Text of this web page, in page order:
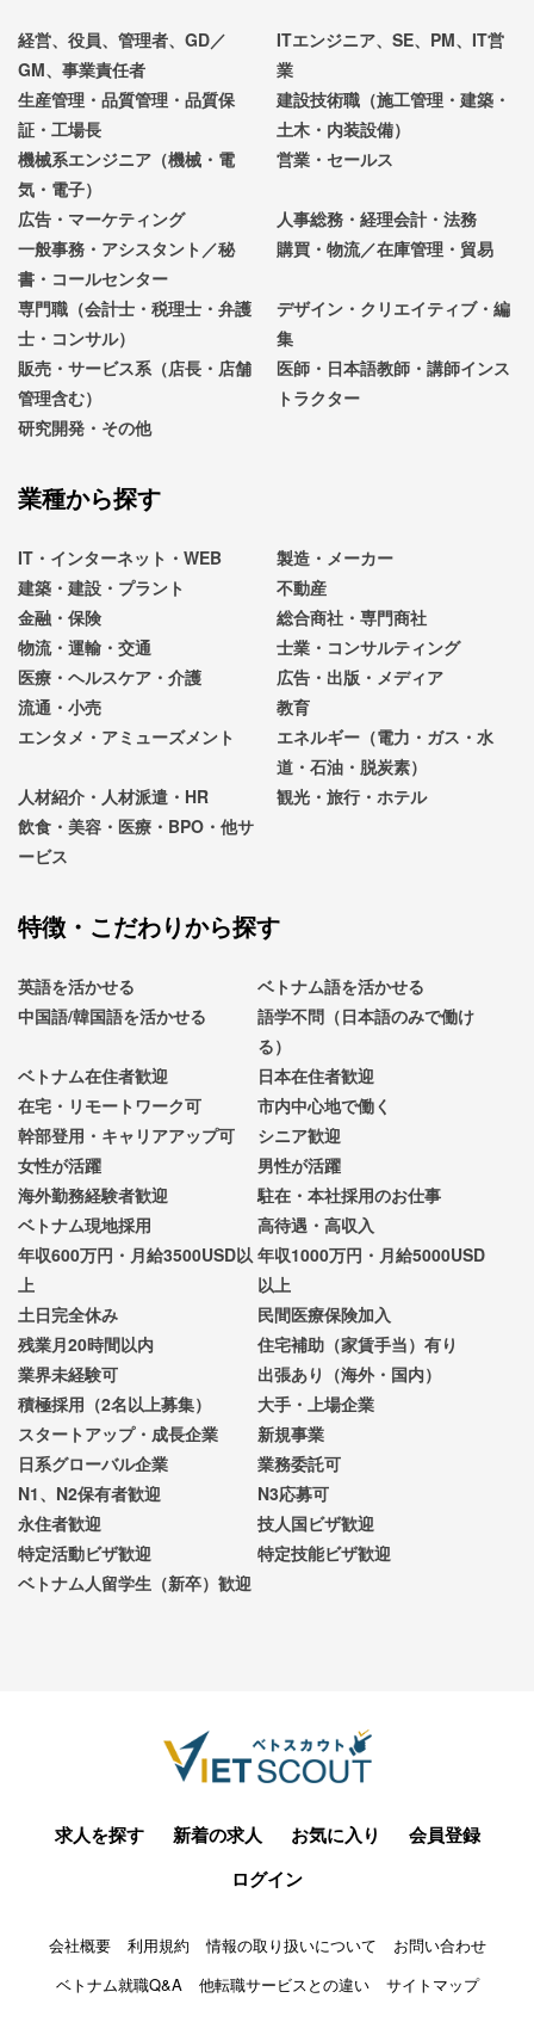
経営、役員、管理者、GD／
GM、事業責任者
ITエンジニア、SE、PM、IT営
業
生産管理・品質管理・品質保
証・工場長
建設技術職（施工管理・建築・
土木・内装設備）
機械系エンジニア（機械・電
気・電子）
営業・セールス
広告・マーケティング
人事総務・経理会計・法務
一般事務・アシスタント／秘
書・コールセンター
購買・物流／在庫管理・貿易
専門職（会計士・税理士・弁護
士・コンサル）
デザイン・クリエイティブ・編
集
販売・サービス系（店長・店舗
管理含む）
医師・日本語教師・講師インス
トラクター
研究開発・その他
業種から探す
IT・インターネット・WEB
製造・メーカー
建築・建設・プラント
不動産
金融・保険
総合商社・専門商社
物流・運輸・交通
士業・コンサルティング
医療・ヘルスケア・介護
広告・出版・メディア
流通・小売
教育
エンタメ・アミューズメント
エネルギー（電力・ガス・水
道・石油・脱炭素）
人材紹介・人材派遣・HR
観光・旅行・ホテル
飲食・美容・医療・BPO・他サ
ービス
特徴・こだわりから探す
英語を活かせる
ベトナム語を活かせる
中国語/韓国語を活かせる
語学不問（日本語のみで働け
る）
ベトナム在住者歓迎
日本在住者歓迎
在宅・リモートワーク可
市内中心地で働く
幹部登用・キャリアアップ可
シニア歓迎
女性が活躍
男性が活躍
海外勤務経験者歓迎
駐在・本社採用のお仕事
ベトナム現地採用
高待遇・高収入
年収600万円・月給3500USD以
上
年収1000万円・月給5000USD
以上
土日完全休み
民間医療保険加入
残業月20時間以内
住宅補助（家賃手当）有り
業界未経験可
出張あり（海外・国内）
積極採用（2名以上募集）
大手・上場企業
スタートアップ・成長企業
新規事業
日系グローバル企業
業務委託可
N1、N2保有者歓迎
N3応募可
永住者歓迎
技人国ビザ歓迎
特定活動ビザ歓迎
特定技能ビザ歓迎
ベトナム人留学生（新卒）歓迎
求人を探す 新着の求人 お気に入り
会員登録
ログイン
会社概要 利用規約 情報の取り扱いについて
お問い合わせ
ベトナム就職Q&A
他転職サービスとの違い サイトマップ